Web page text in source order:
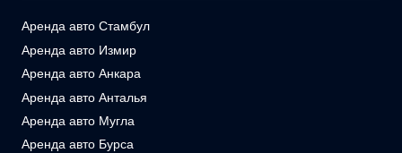
Аренда авто Стамбул
Аренда авто Измир
Аренда авто Анкара
Аренда авто Анталья
Аренда авто Мугла
Аренда авто Бурса